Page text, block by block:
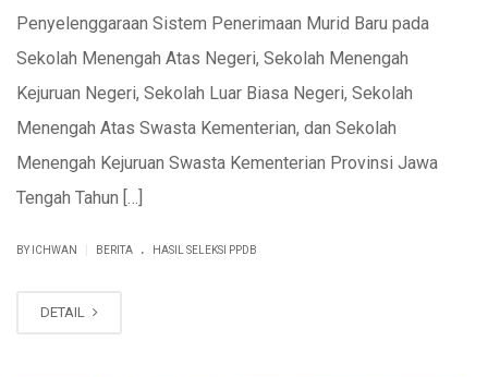
Penyelenggaraan Sistem Penerimaan Murid Baru pada
Sekolah Menengah Atas Negeri, Sekolah Menengah
Kejuruan Negeri, Sekolah Luar Biasa Negeri, Sekolah
Menengah Atas Swasta Kementerian, dan Sekolah
Menengah Kejuruan Swasta Kementerian Provinsi Jawa
Tengah Tahun […]
BY ICHWAN BERITA . HASIL SELEKSI PPDB
DETAIL